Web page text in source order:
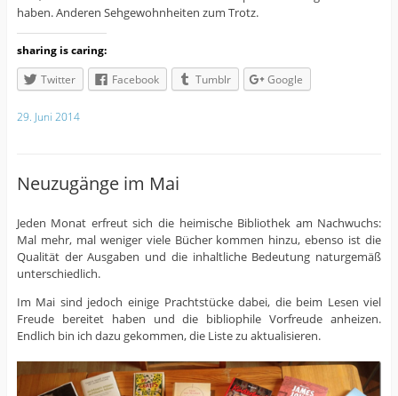
haben. Anderen Sehgewohnheiten zum Trotz.
sharing is caring:
Twitter
Facebook Tumblr Google
29. Juni 2014
Neuzugänge im Mai
Jeden Monat erfreut sich die heimische Bibliothek am Nachwuchs:
Mal mehr, mal weniger viele Bücher kommen hinzu, ebenso ist die
Qualität der Ausgaben und die inhaltliche Bedeutung naturgemäß
unterschiedlich.
Im Mai sind jedoch einige Prachtstücke dabei, die beim Lesen viel
Freude bereitet haben und die bibliophile Vorfreude anheizen.
Endlich bin ich dazu gekommen, die Liste zu aktualisieren.